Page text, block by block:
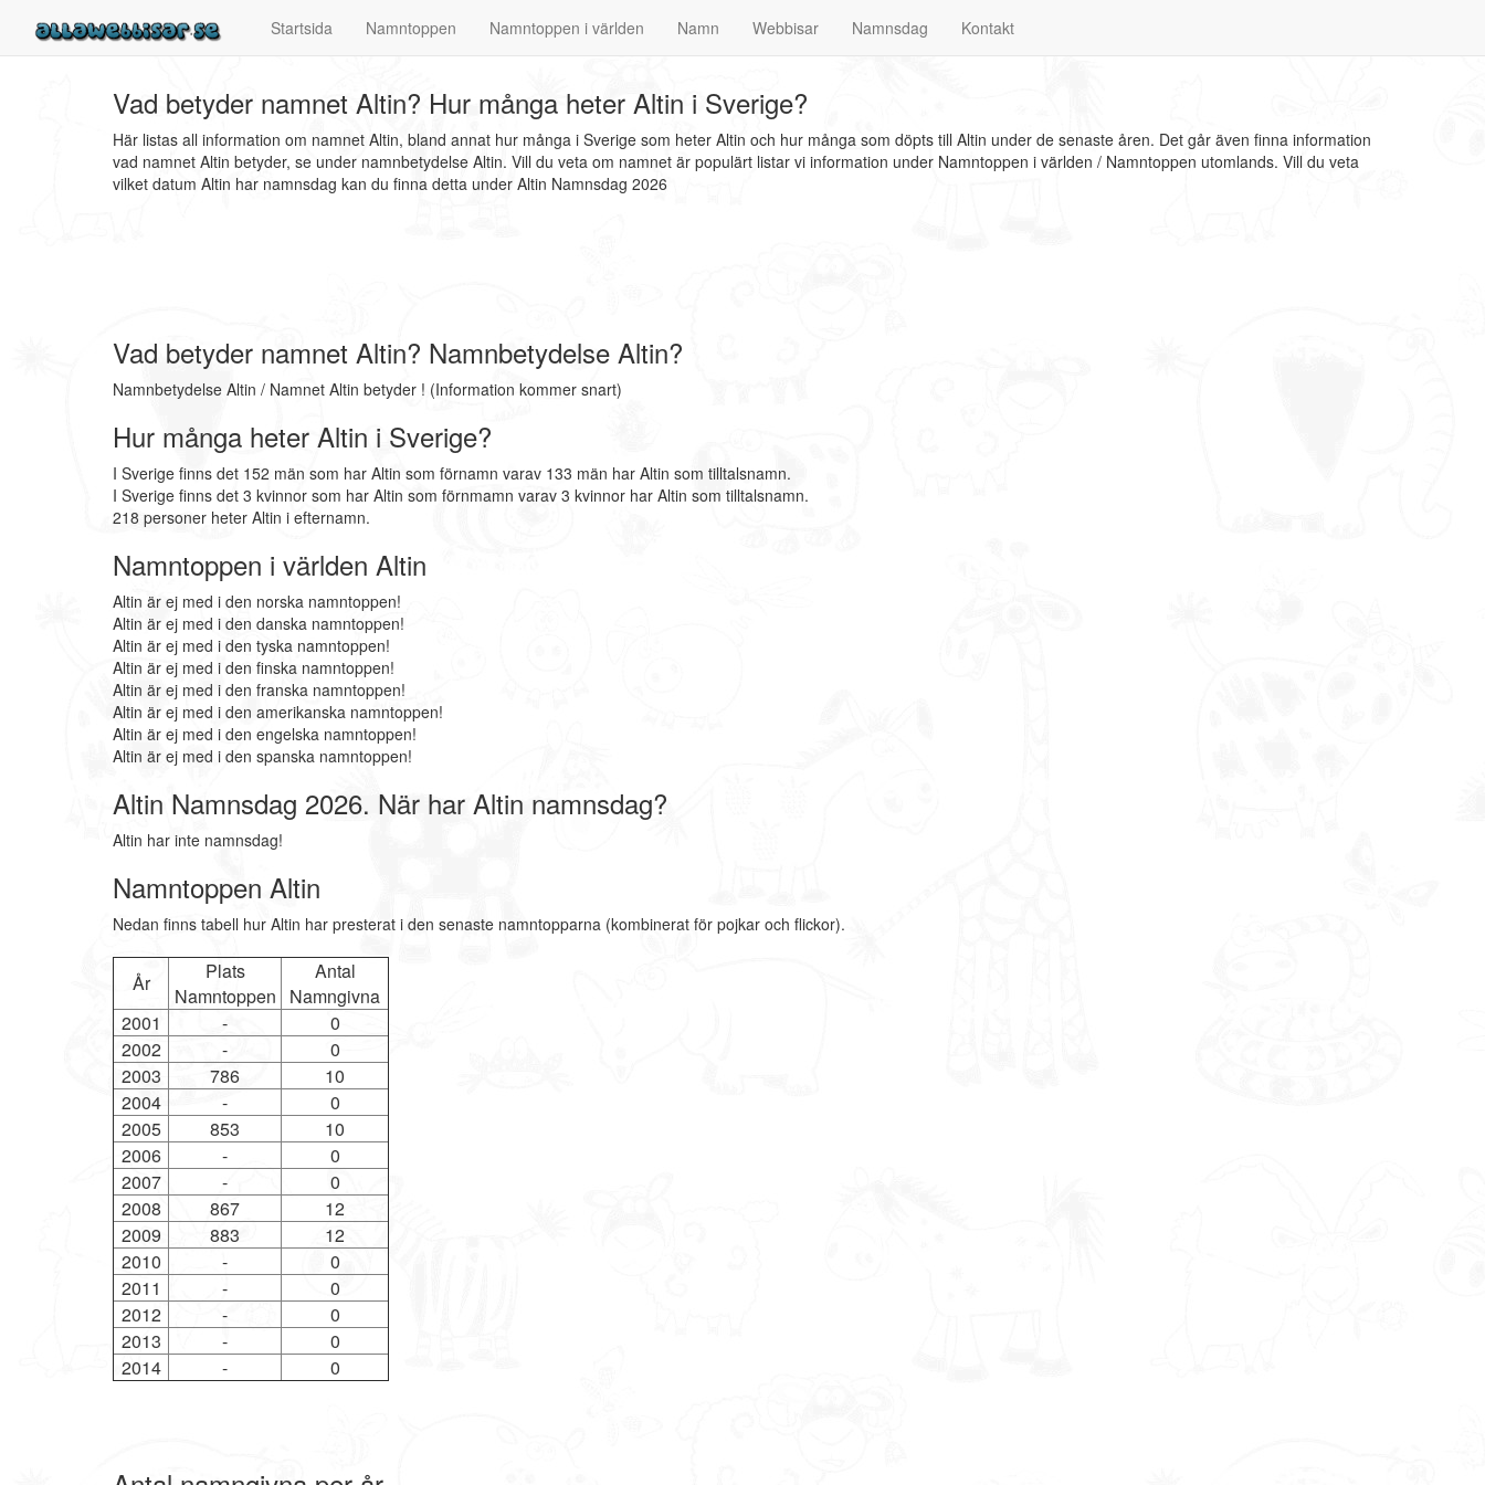
Startsida Namntoppen Namntoppen i världen Namn Webbisar Namnsdag Kontakt
Vad betyder namnet Altin? Hur många heter Altin i Sverige?
Här listas all information om namnet Altin, bland annat hur många i Sverige som heter Altin och hur många som döpts till Altin under de senaste åren. Det går även finna information
vad namnet Altin betyder, se under namnbetydelse Altin. Vill du veta om namnet är populärt listar vi information under Namntoppen i världen / Namntoppen utomlands. Vill du veta
vilket datum Altin har namnsdag kan du finna detta under Altin Namnsdag 2026
Vad betyder namnet Altin? Namnbetydelse Altin?
Namnbetydelse Altin / Namnet Altin betyder ! (Information kommer snart)
Hur många heter Altin i Sverige?
I Sverige finns det 152 män som har Altin som förnamn varav 133 män har Altin som tilltalsnamn.
I Sverige finns det 3 kvinnor som har Altin som förnmamn varav 3 kvinnor har Altin som tilltalsnamn.
218 personer heter Altin i efternamn.
Namntoppen i världen Altin
Altin är ej med i den norska namntoppen!
Altin är ej med i den danska namntoppen!
Altin är ej med i den tyska namntoppen!
Altin är ej med i den finska namntoppen!
Altin är ej med i den franska namntoppen!
Altin är ej med i den amerikanska namntoppen!
Altin är ej med i den engelska namntoppen!
Altin är ej med i den spanska namntoppen!
Altin Namnsdag 2026. När har Altin namnsdag?
Altin har inte namnsdag!
Namntoppen Altin
Nedan finns tabell hur Altin har presterat i den senaste namntopparna (kombinerat för pojkar och flickor).
År
Plats
Namntoppen
Antal
Namngivna
2001
-
0
2002
-
0
2003
786
10
2004
-
0
2005
853
10
2006
-
0
2007
-
0
2008
867
12
2009
883
12
2010
-
0
2011
-
0
2012
-
0
2013
-
0
2014
- 0